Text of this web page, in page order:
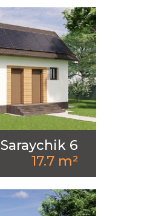
Saraychik 6
17.7 m²